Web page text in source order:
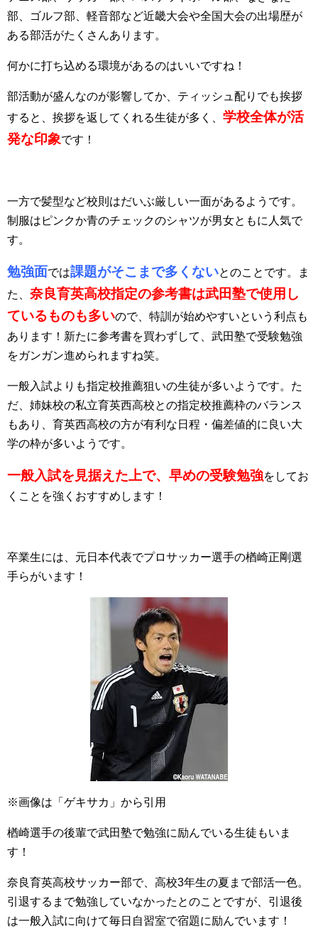
部、ゴルフ部、軽音部など近畿大会や全国大会の出場歴が
ある部活がたくさんあります。
何かに打ち込める環境があるのはいいですね！
部活動が盛んなのが影響してか、ティッシュ配りでも挨拶
すると、挨拶を返してくれる生徒が多く、 学校全体が活
発な印象です！
一方で髪型など校則はだいぶ厳しい一面があるようです。
制服はピンクか青のチェックのシャツが男女ともに人気で
す。
勉強面では課題がそこまで多くないとのことです。ま
た、 奈良育英高校指定の参考書は武田塾で使用し
ているものも多いので、特訓が始めやすいという利点も
あります！新たに参考書を買わずして、 武田塾で受験勉強
をガンガン進められますね笑。
一般入試よりも指定校推薦狙いの生徒が多いようです。 た
だ、姉妹校の私立育英西高校との指定校推薦枠のバランス
もあり、 育英西高校の方が有利な日程・偏差値的に良い大
学の枠が多いようです。
一般入試を見据えた上で、早めの受験勉強をしてお
くことを強くおすすめします！
卒業生には、元日本代表でプロサッカー選手の楢崎正剛選
手らがいます！
※画像は「ゲキサカ」から引用
楢崎選手の後輩で武田塾で勉強に励んでいる生徒もいま
す！
奈良育英高校サッカー部で、高校3年生の夏まで部活一色。
引退するまで勉強していなかったとのことですが、引退後
は一般入試に向けて毎日自習室で宿題に励んでいます！